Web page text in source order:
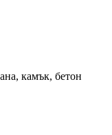
камък, бетон